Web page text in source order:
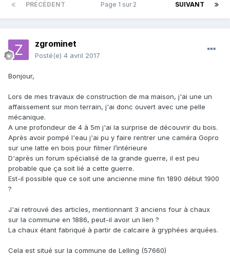
PRÉCÉDENT SUIVANT
Page 1 sur 2
zgrominet
Posté(e) 4 avril 2017
Bonjour,
Lors de mes travaux de construction de ma maison, j'ai une un
affaissement sur mon terrain, j'ai donc ouvert avec une pelle
mécanique.
A une profondeur de 4 à 5m j'ai la surprise de découvrir du bois.
Après avoir pompé l'eau j'ai pu y faire rentrer une caméra Gopro
sur une latte en bois pour filmer l’intérieure
D'après un forum spécialisé de la grande guerre, il est peu
probable que ça soit lié a cette guerre.
Est-il possible que ce soit une ancienne mine fin 1890 début 1900
?
J'ai retrouvé des articles, mentionnant 3 anciens four à chaux
sur la commune en 1886, peut-il avoir un lien ?
La chaux étant fabriqué à partir de calcaire à gryphées arquées.
Cela est situé sur la commune de Lelling (57660)